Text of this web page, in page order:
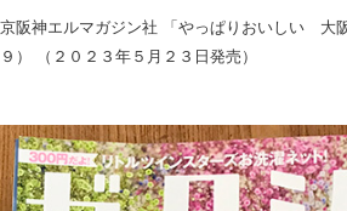
京阪神エルマガジン社 「やっぱりおいしい 大
９） （２０２３年５月２３日発売）